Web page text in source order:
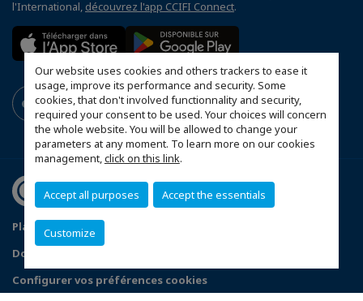
Our website uses cookies and others trackers to ease it
usage, improve its performance and security. Some
cookies, that don't involved functionnality and security,
required your consent to be used. Your choices will concern
the whole website. You will be allowed to change your
parameters at any moment. To learn more on our cookies
management,click on this link.
Accept all purposes Accept the essentials
Customize
l'International, découvrez l'app CCIFI Connect.
Plan du site Statut CCIFER
Données personnelles
Configurer vos préférences cookies